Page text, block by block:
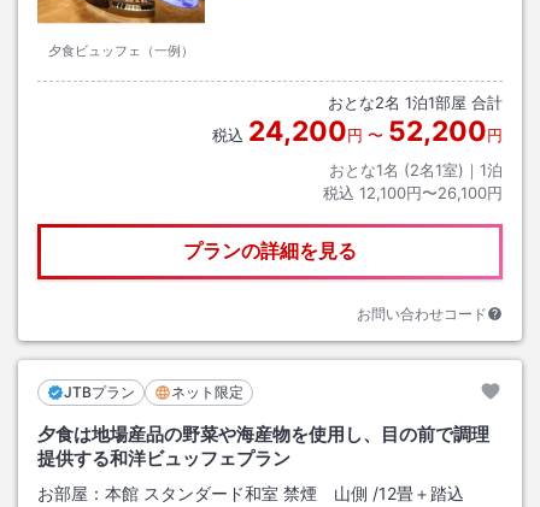
夕食ビュッフェ（一例）
おとな2名 1泊1部屋 合計
税込 24,200円 〜 52,200円
おとな1名 (2名1室)｜ 1泊
税込 12,100円〜26,100円
プランの詳細を見る
お問い合わせコード
JTBプラン ネット限定
夕食は地場産品の野菜や海産物を使用し、目の前で調理
提供する和洋ビュッフェプラン
お部屋： 本館 スタンダード和室 禁煙 山側 /12畳＋踏込